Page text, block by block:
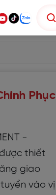
Phục
-
được thiết
giao
vào vị